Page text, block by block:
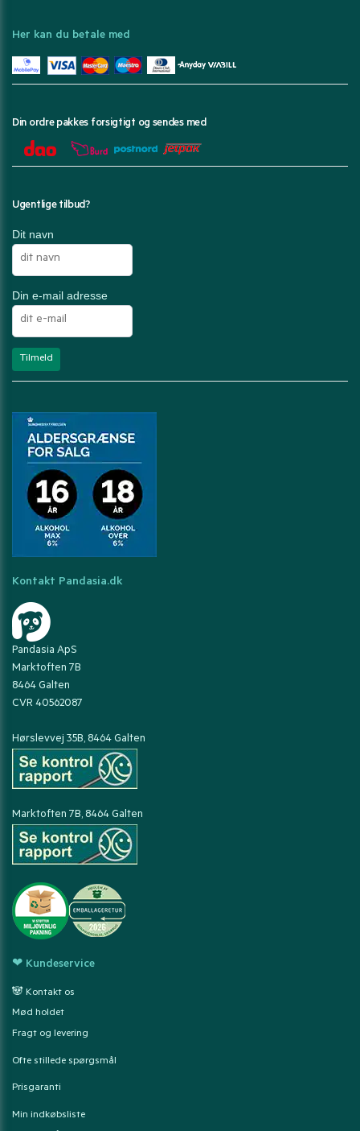
Her kan du betale med
Din ordre pakkes forsigtigt og sendes med
Ugentlige tilbud?
Dit navn
Din e-mail adresse
Kontakt Pandasia.dk
Pandasia ApS
Marktoften 7B
8464 Galten
CVR 40562087
Hørslevvej 35B, 8464 Galten
Marktoften 7B, 8464 Galten
❤ Kundeservice
🐼 Kontakt os
Mød holdet
Fragt og levering
Ofte stillede spørgsmål
Prisgaranti
Min indkøbsliste